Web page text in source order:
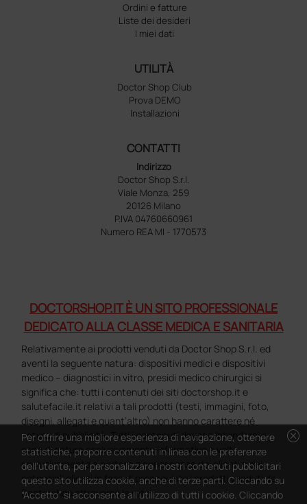
Ordini e fatture
Liste dei desideri
I miei dati
UTILITÀ
Doctor Shop Club
Prova DEMO
Installazioni
CONTATTI
Indirizzo
Doctor Shop S.r.l.
Viale Monza, 259
20126 Milano
P.IVA 04760660961
Numero REA MI - 1770573
DOCTORSHOP.IT È UN SITO PROFESSIONALE
DEDICATO ALLA CLASSE MEDICA E SANITARIA
Relativamente ai prodotti venduti da Doctor Shop S.r.l. ed
aventi la seguente natura: dispositivi medici e dispositivi
medico – diagnostici in vitro, presidi medico chirurgici si
significa che: tutti i contenuti dei siti doctorshop.it e
salutefacile.it relativi a tali prodotti (testi, immagini, foto,
disegni, allegati e quant’altro) non hanno carattere né
natura di pubblicità. Tutti i contenuti devono intendersi e
sono di natura esclusivamente informativa e volti
esclusivamente a portare a conoscenza dei clienti e dei
potenziali clienti in fase di preacquisto i prodotti venduti da
Doctorshop attraverso la rete.
cancel
Per offrire una migliore esperienza di navigazione, ottenere
statistiche, proporre contenuti in linea con le preferenze
dell'utente, per personalizzare i nostri contenuti pubblicitari
questo sito utilizza cookie, anche di terze parti. Cliccando su
“Accetto” si acconsente all'utilizzo di tutti i cookie. Cliccando